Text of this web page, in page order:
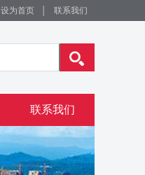
设为首页 联系我们
联系我们